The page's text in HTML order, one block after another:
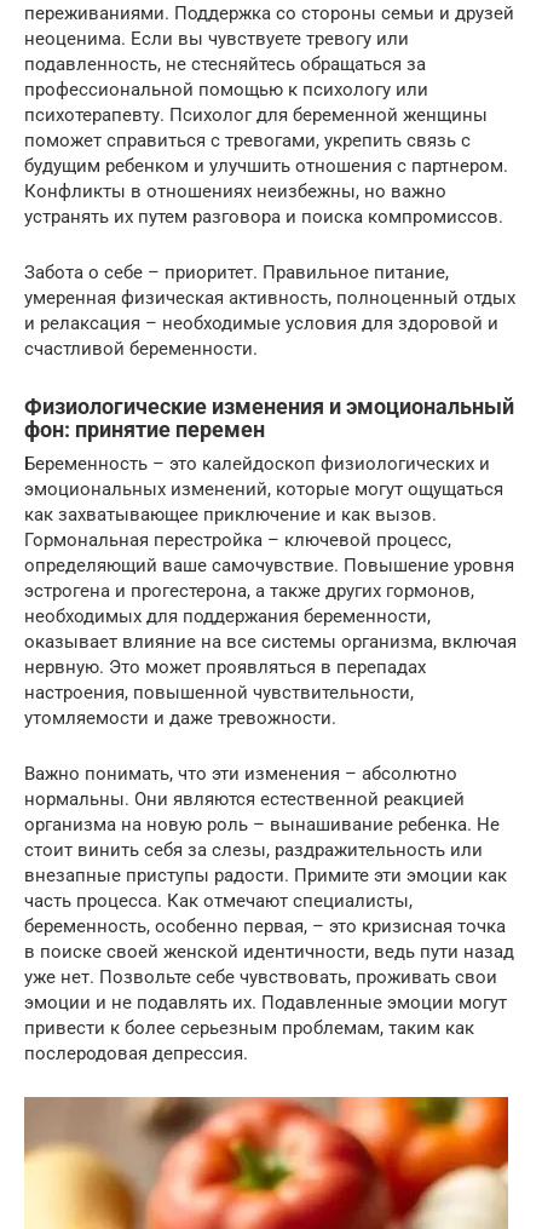
переживаниями. Поддержка со стороны семьи и друзей
неоценима. Если вы чувствуете тревогу или
подавленность, не стесняйтесь обращаться за
профессиональной помощью к психологу или
психотерапевту. Психолог для беременной женщины
поможет справиться с тревогами, укрепить связь с
будущим ребенком и улучшить отношения с партнером.
Конфликты в отношениях неизбежны, но важно
устранять их путем разговора и поиска компромиссов.
Забота о себе – приоритет. Правильное питание,
умеренная физическая активность, полноценный отдых
и релаксация – необходимые условия для здоровой и
счастливой беременности.
Физиологические изменения и эмоциональный
фон: принятие перемен
Беременность – это калейдоскоп физиологических и
эмоциональных изменений, которые могут ощущаться
как захватывающее приключение и как вызов.
Гормональная перестройка – ключевой процесс,
определяющий ваше самочувствие. Повышение уровня
эстрогена и прогестерона, а также других гормонов,
необходимых для поддержания беременности,
оказывает влияние на все системы организма, включая
нервную. Это может проявляться в перепадах
настроения, повышенной чувствительности,
утомляемости и даже тревожности.
Важно понимать, что эти изменения – абсолютно
нормальны. Они являются естественной реакцией
организма на новую роль – вынашивание ребенка. Не
стоит винить себя за слезы, раздражительность или
внезапные приступы радости. Примите эти эмоции как
часть процесса. Как отмечают специалисты,
беременность, особенно первая, – это кризисная точка
в поиске своей женской идентичности, ведь пути назад
уже нет. Позвольте себе чувствовать, проживать свои
эмоции и не подавлять их. Подавленные эмоции могут
привести к более серьезным проблемам, таким как
послеродовая депрессия.